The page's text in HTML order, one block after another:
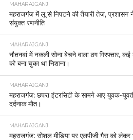
MAHARAJGANJ
महराजगंज में लू से निपटने की तैयारी तेज, प्रशासन
संयुक्त रणनीति
MAHARAJGANJ
नौतनवां में नकली सोना बेचने वाला ठग गिरफ्तार, कई
को बना चुका था निशाना।
MAHARAJGANJ
महराजगंज: छपरा इंटरसिटी के सामने आए युवक-
दर्दनाक मौत।
MAHARAJGANJ
महराजगंज: सोशल मीडिया पर एलपीजी गैस को लेकर